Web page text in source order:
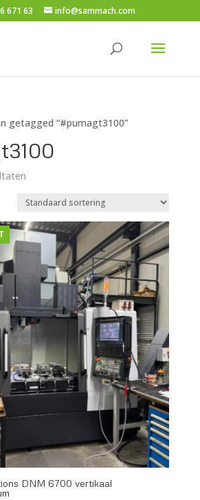
671 63 info@sammach.com
getagged “#pumagt3100”
DNM 6700 vertikaal